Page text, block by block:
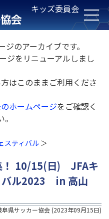
キッズ委員会
のアーカイブです。
ジをリニューアルしまし
はこのままご利用くださ
ホームページをご確認く
スティバル
！ 10/15(日) JFAキ
バル2023 in 高山
阜県サッカー協会 (2023年09月15日)